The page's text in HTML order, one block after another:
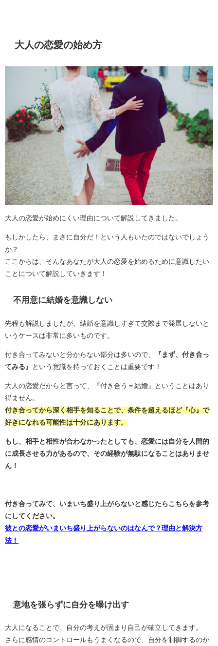
大人の恋愛の始め方
大人の恋愛が始めにくい理由について解説してきました。
もしかしたら、まさに自分だ！という人もいたのではないでしょう
か？
ここからは、そんなあなたが大人の恋愛を始めるために意識したい
ことについて解説していきます！
不用意に結婚を意識しない
先程も解説しましたが、結婚を意識しすぎて交際まで発展しないと
いうケースは非常に多いものです。
付き合ってみないと分からない部分は多いので、
『まず、付き合っ
てみる』
という意識を持っておくことは重要です！
大人の恋愛だからと言って、『付き合う＝結婚』ということはあり
得ません。
付き合ってから深く相手を知ることで、条件を超えるほど『心』で
好きになれる可能性は十分にあります。
もし、相手と相性が合わなかったとしても、恋愛には自分を人間的
に成長させる力があるので、その経験が無駄になることはありませ
ん！
付き合ってみて、いまいち盛り上がらないと感じたらこちらを参考
にしてください。
彼との恋愛がいまいち盛り上がらないのはなんで？理由と解決方
法！
意地を張らずに自分を曝け出す
大人になることで、自分の考えが固まり自己が確立してきます。
さらに感情のコントロールもうまくなるので、自分を制御するのが